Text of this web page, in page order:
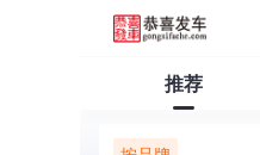
推荐